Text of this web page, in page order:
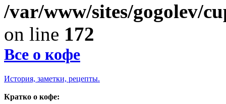
/var/www/sites/gogolev/
on line 172
Все о кофе
История, заметки, рецепты.
Кратко о кофе: